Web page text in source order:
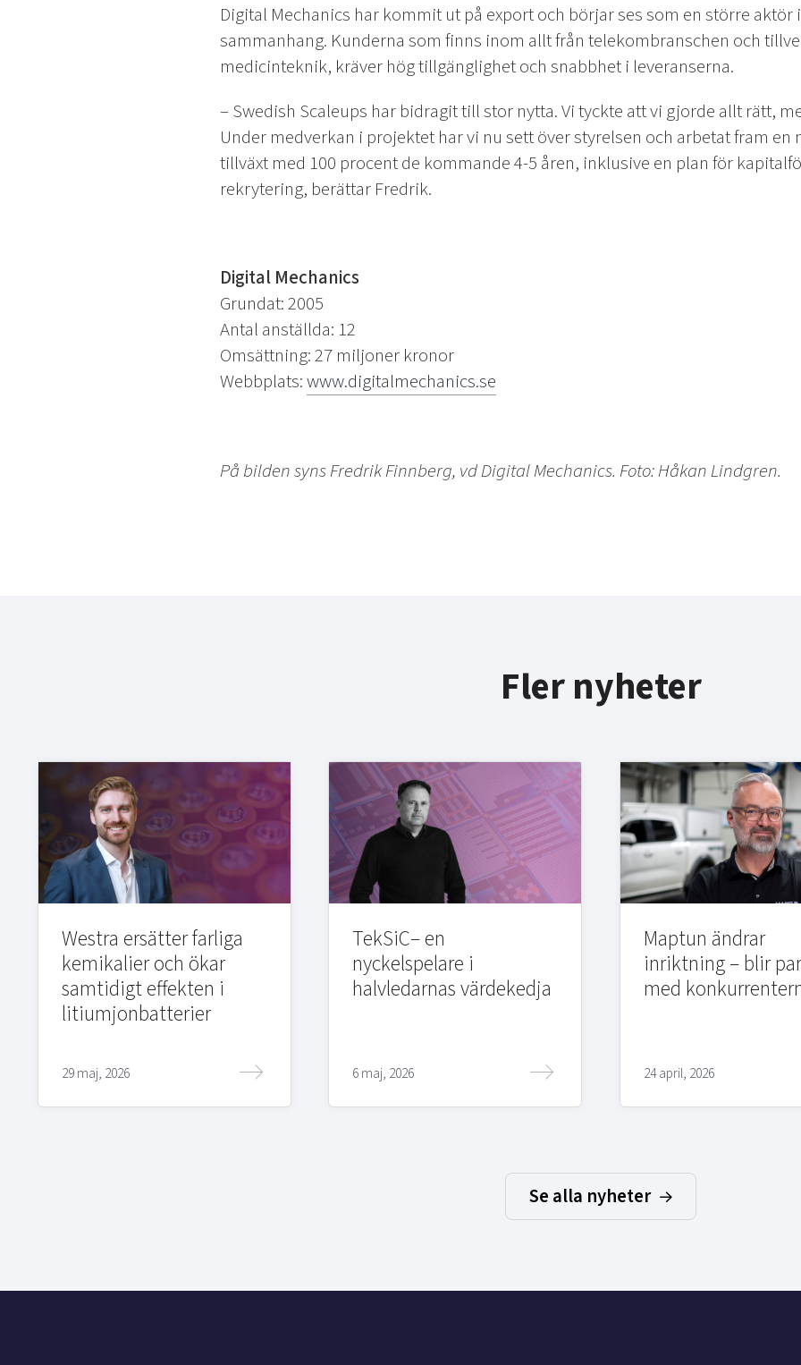
Digital Mechanics har kommit ut på export och börjar ses som en större
sammanhang. Kunderna som finns inom allt från telekombranschen och
medicinteknik, kräver hög tillgänglighet och snabbhet i leveranserna.
– Swedish Scaleups har bidragit till stor nytta. Vi tyckte att vi gjorde allt rätt,
Under medverkan i projektet har vi nu sett över styrelsen och arbetat fram en
tillväxt med 100 procent de kommande 4-5 åren, inklusive en plan för
rekrytering, berättar Fredrik.
Digital Mechanics
Grundat: 2005
Antal anställda: 12
Omsättning: 27 miljoner kronor
Webbplats:www.digitalmechanics.se
På bilden syns Fredrik Finnberg, vd Digital Mechanics. Foto: Håkan Lindgren.
Fler nyheter
Westra ersätter farliga
kemikalier och ökar
samtidigt effekten i
litiumjonbatterier
29 maj, 2026
TekSiC– en
nyckelspelare i
halvledarnas värdekedja
6 maj, 2026
Maptun ändrar
inriktning – blir
med
24 april, 2026
Se alla nyheter